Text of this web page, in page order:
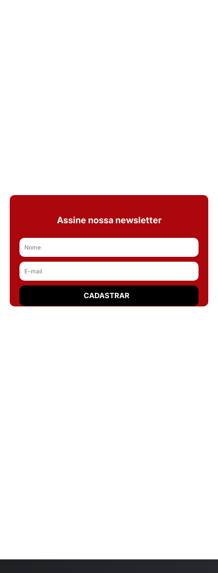
Assine nossa newsletter